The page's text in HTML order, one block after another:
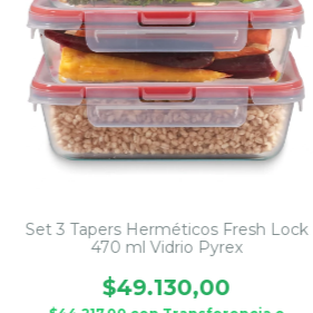
Set 3 Tapers Herméticos Fresh Lock
470 ml Vidrio Pyrex
$49.130,00